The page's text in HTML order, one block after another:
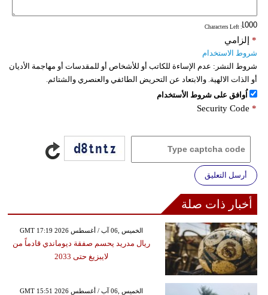
: Characters Left
إلزامي *
شروط الاستخدام
شروط النشر: عدم الإساءة للكاتب أو للأشخاص أو للمقدسات أو مهاجمة الأديان
أو الذات الالهية. والابتعاد عن التحريض الطائفي والعنصري والشتائم.
اُوافق على شروط الأستخدام
Security Code *
أرسل التعليق
أخبار ذات صلة
GMT 17:19 2026 الخميس ,06 آب / أغسطس
ريال مدريد يحسم صفقة ديوماندي قادماً من
لايبزيغ حتى 2033
GMT 15:51 2026 الخميس ,06 آب / أغسطس